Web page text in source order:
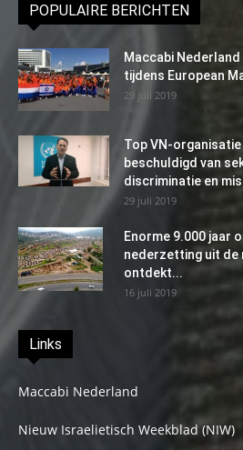
POPULAIRE BERICHTEN
Maccabi
tijdens European
29 juli 2019
Top VN-
beschuldigd van
discriminatie en
29 juli 2019
Enorme 9.000 jaar
nederzetting uit de
ontdekt...
16 juli 2019
Links
Maccabi Nederland
Nieuw Israelietisch Weekblad (NIW)